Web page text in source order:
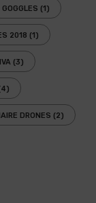
GOGGLES (1)
2018 (1)
(3)
DRONES (2)